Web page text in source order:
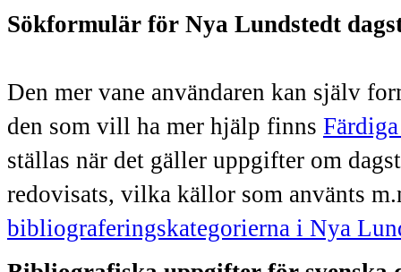
Sökformulär för Nya Lundstedt
Den mer vane användaren kan själv
den som vill ha mer hjälp finns
ställas när det gäller uppgifter om
redovisats, vilka källor som använts
bibliograferingskategorierna i Nya